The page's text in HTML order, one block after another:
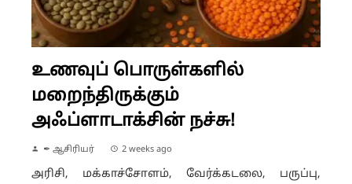
உணவுப் பொருள்களில்
மறைந்திருக்கும்
அஃப்ளாடாக்சின் நச்சு!
✒ ஆசிரியர் 2 weeks ago
அரிசி, மக்காச்சோளம், வேர்க்கடலை, பருப்பு,